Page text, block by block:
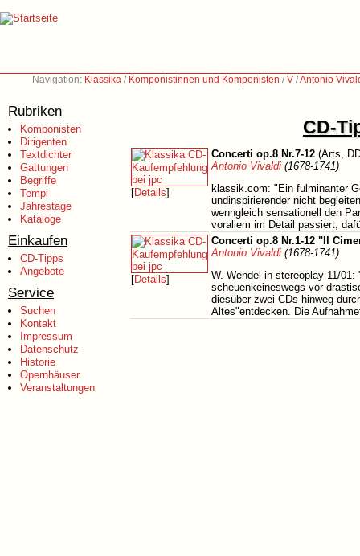
Navigation: Klassika / Komponistinnen und Komponisten /V /Antonio
Rubriken
Komponisten
Dirigenten
Textdichter
Gattungen
Begriffe
Tempi
Jahrestage
Kataloge
Einkaufen
CD-Tipps
Angebote
Service
Suchen
Kontakt
Impressum
Datenschutz
Historie
Opernhäuser
Veranstaltungen
CD-
[Details]
Concerti op.8 Nr.7-12 (Arts,
Antonio Vivaldi (1678-1741)
klassik.com: "Ein fulminanter
undinspirierender nicht
wenngleich sensationell den
vorallem im Detail passiert,
[Details]
Concerti op.8 Nr.1-12 "Il
Antonio Vivaldi (1678-1741)
W. Wendel in stereoplay 11/
scheuenkeineswegs vor
diesüber zwei CDs hinweg
Altes"entdecken. Die